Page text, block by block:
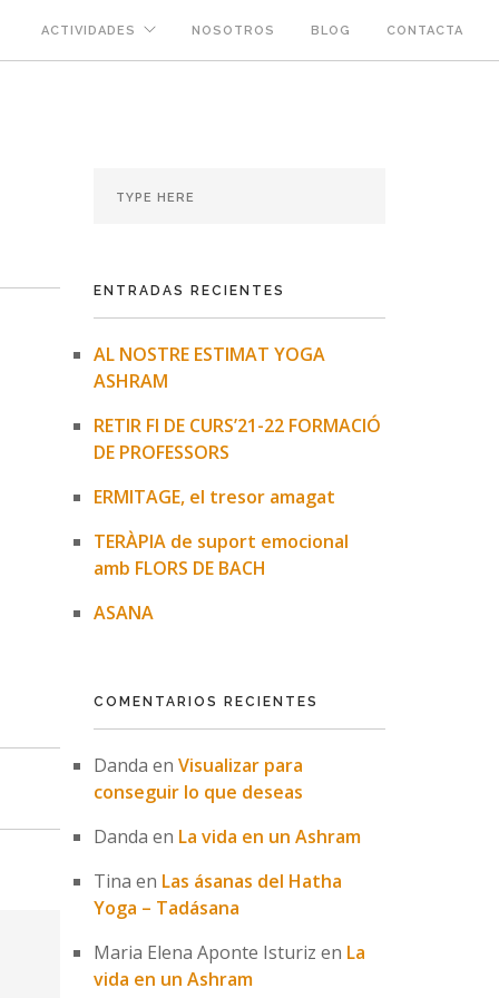
ACTIVIDADES NOSOTROS BLOG CONTACTA
ENTRADAS RECIENTES
AL NOSTRE ESTIMAT YOGA
ASHRAM
RETIR FI DE CURS’21-22 FORMACIÓ
DE PROFESSORS
ERMITAGE, el tresor amagat
TERÀPIA de suport emocional
amb FLORS DE BACH
ASANA
COMENTARIOS RECIENTES
Danda en Visualizar para
conseguir lo que deseas
Danda en La vida en un Ashram
Tina en Las ásanas del Hatha
Yoga – Tadásana
Maria Elena Aponte Isturiz en La
vida en un Ashram